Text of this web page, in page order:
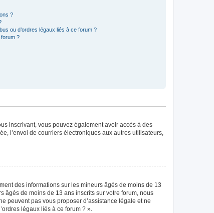
?
ou d’ordres légaux liés à ce forum ?
?
inscrivant, vous pouvez également avoir accès à des
l’envoi de courriers électroniques aux autres utilisateurs,
des informations sur les mineurs âgés de moins de 13
âgés de moins de 13 ans inscrits sur votre forum, nous
peuvent pas vous proposer d’assistance légale et ne
légaux liés à ce forum ? ».